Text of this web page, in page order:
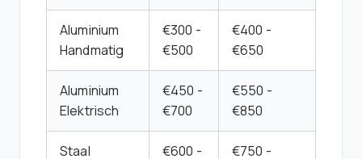
Aluminium
Handmatig
€300 -
€500
€400 -
€650
Aluminium
Elektrisch
€450 -
€700
€550 -
€850
Staal
€600 -
€750 -